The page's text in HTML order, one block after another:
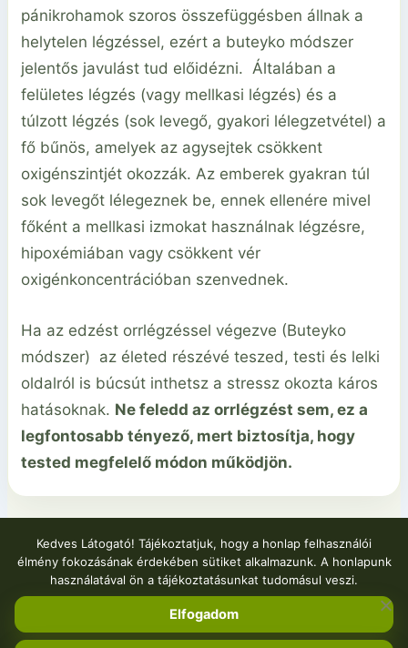
pánikrohamok szoros összefüggésben állnak a
helytelen légzéssel, ezért a buteyko módszer
jelentős javulást tud előidézni. Általában a
felületes légzés (vagy mellkasi légzés) és a
túlzott légzés (sok levegő, gyakori lélegzetvétel) a
fő bűnös, amelyek az agysejtek csökkent
oxigénszintjét okozzák. Az emberek gyakran túl
sok levegőt lélegeznek be, ennek ellenére mivel
főként a mellkasi izmokat használnak légzésre,
hipoxémiában vagy csökkent vér
oxigénkoncentrációban szenvednek.
Ha az edzést orrlégzéssel végezve (Buteyko
módszer) az életed részévé teszed, testi és lelki
oldalról is búcsút inthetsz a stressz okozta káros
hatásoknak. Ne feledd az orrlégzést sem, ez a
legfontosabb tényező, mert biztosítja, hogy
tested megfelelő módon működjön.
PREVIOUS NEXT
Kedves Látogató! Tájékoztatjuk, hogy a honlap felhasználói
élmény fokozásának érdekében sütiket alkalmazunk. A honlapunk
használatával ön a tájékoztatásunkat tudomásul veszi.
Elfogadom